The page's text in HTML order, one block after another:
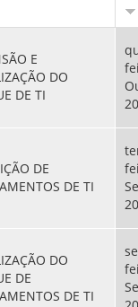
RESULTADOS
PLR
/ ESCLARECIMENTO
E
DO
DE TI
DE
DE TI
DO
DE
DE TI